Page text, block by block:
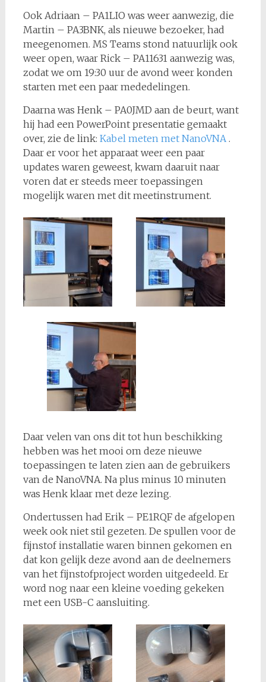
Ook Adriaan – PA1LIO was weer aanwezig, die
Martin – PA3BNK, als nieuwe bezoeker, had
meegenomen. MS Teams stond natuurlijk ook
weer open, waar Rick – PA11631 aanwezig was,
zodat we om 19:30 uur de avond weer konden
starten met een paar mededelingen.
Daarna was Henk – PA0JMD aan de beurt, want
hij had een PowerPoint presentatie gemaakt
over, zie de link: Kabel meten met NanoVNA.
Daar er voor het apparaat weer een paar
updates waren geweest, kwam daaruit naar
voren dat er steeds meer toepassingen
mogelijk waren met dit meetinstrument.
Daar velen van ons dit tot hun beschikking
hebben was het mooi om deze nieuwe
toepassingen te laten zien aan de gebruikers
van de NanoVNA. Na plus minus 10 minuten
was Henk klaar met deze lezing.
Ondertussen had Erik – PE1RQF de afgelopen
week ook niet stil gezeten. De spullen voor de
fijnstof installatie waren binnen gekomen en
dat kon gelijk deze avond aan de deelnemers
van het fijnstofproject worden uitgedeeld. Er
word nog naar een kleine voeding gekeken
met een USB-C aansluiting.